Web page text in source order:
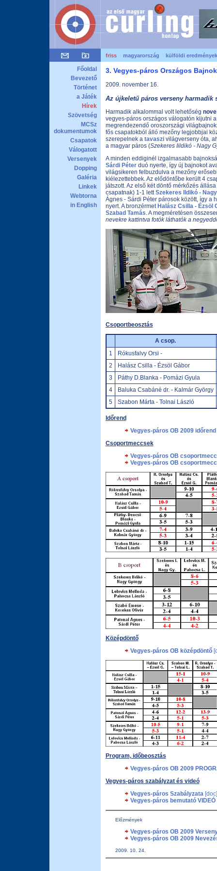
friss magyarország külföldi eredmények
Főoldal
Bevezető
Történet
a Játék
Hírek
Szövetség
MCSz
dokumentumok
Csapatok
Válogatott
Versenyek
Dopping
Galéria
Linkek
Webtorna
in English
3. Vegyes-páros Országos
2009. november 16.
Az újkeletű páros verseny harmadik
Harmadik alkalommal volt lehetőség
vegyes-páros országos válogatón kijutni
megrendezendő oroszországi
fős csapatokból álló mezőny legjobbjai
szerepelnek a tavaszivilágverseny óta,
a magyar páros (Szekeres Iildikó - Nagy
A minden eddiginél izgalmasabb
Sárdi Péterduó nyerte, így új bajnokot
világsikeren felbuzdulva a mezőny
kiélezettebbek. Az elődöntőbe került 4
játszott. Az első két döntő mérkőzés
csapatnak) 1-1 lettSzekeres Ildikó -
Ágnes - Sárdi Péter párosok között, így a
nyert. A bronzérmetHalász Csilla - Ézsöl
Szabad Tamás . A megméretésen
nevekre kattintva fotók láthatók a
Csoportbeosztás
A csop.
1
Rókusfalvy Orsi -
2
Halász Csilla - Ézsöl Gábor
3
Páthy D.Blanka - Pomázi Gyula
4
Baluka Csabáné dr. - Kalmár György
5
Szabon Márta - Tolnai László
Időrend
Vegyes-páros OB 2009
Csoportmeccsek
Vegyes-páros OB
Vegyes-páros OB
Középdöntő
Vegyes-páros OB középdöntő
Program, időbeosztás
Vegyes-páros OB 2009
Vegyes-páros szabályzat és videó
Vegyes-páros Szabályzata [doc]
Vegyes-páros bemutató VIDEÓ
Előzmények
Vegyes-páros OB 2009
Vegyes-páros OB 2009
2009. 10. 24.